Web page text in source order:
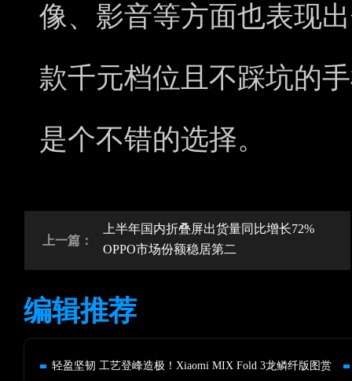
像、影音等方面也表现
款千元档位且不踩坑的
是个不错的选择。
上一篇：
上半年国内折叠屏出货量同比增长72%
OPPO市场份额稳居第二
编辑推荐
轻盈坚韧 工艺登峰造极！Xiaomi MIX Fold 3龙鳞纤版图赏